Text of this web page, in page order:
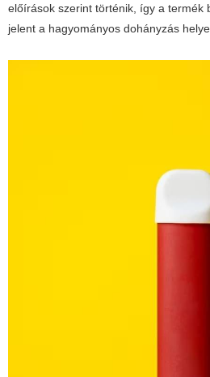
előírások szerint történik, így a termék
jelent a hagyományos dohányzás